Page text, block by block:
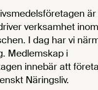
verksamhet inom
I dag har vi
Medlemskap i
innebär att
Näringsliv.